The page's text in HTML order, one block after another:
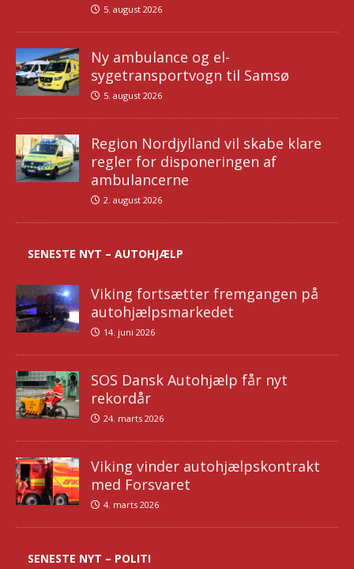
5. august 2026
Ny ambulance og el-
sygetransportvogn til Samsø
5. august 2026
Region Nordjylland vil skabe klare
regler for disponeringen af
ambulancerne
2. august 2026
SENESTE NYT – AUTOHJÆLP
Viking fortsætter fremgangen på
autohjælpsmarkedet
14. juni 2026
SOS Dansk Autohjælp får nyt
rekordår
24. marts 2026
Viking vinder autohjælpskontrakt
med Forsvaret
4. marts 2026
SENESTE NYT – POLITI